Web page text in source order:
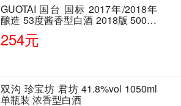
GUOTAI 国台 国标 2017年/2018年
酿造 53度酱香型白酒 2018版 500ml
单瓶装
254元
双沟 珍宝坊 君坊 41.8%vol 1050ml
单瓶装 浓香型白酒